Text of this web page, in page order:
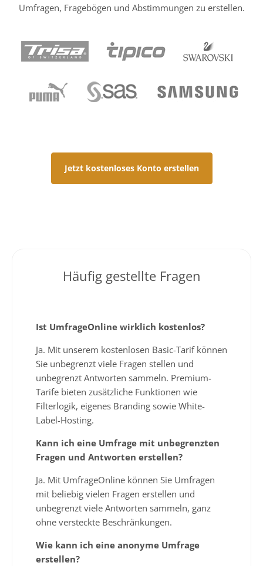
Umfragen, Fragebögen und Abstimmungen zu erstellen.
Jetzt kostenloses Konto erstellen
Häufig gestellte Fragen
Ist UmfrageOnline wirklich kostenlos?
Ja. Mit unserem kostenlosen Basic-Tarif können
Sie unbegrenzt viele Fragen stellen und
unbegrenzt Antworten sammeln. Premium-
Tarife bieten zusätzliche Funktionen wie
Filterlogik, eigenes Branding sowie White-
Label-Hosting.
Kann ich eine Umfrage mit unbegrenzten
Fragen und Antworten erstellen?
Ja. Mit UmfrageOnline können Sie Umfragen
mit beliebig vielen Fragen erstellen und
unbegrenzt viele Antworten sammeln, ganz
ohne versteckte Beschränkungen.
Wie kann ich eine anonyme Umfrage
erstellen?